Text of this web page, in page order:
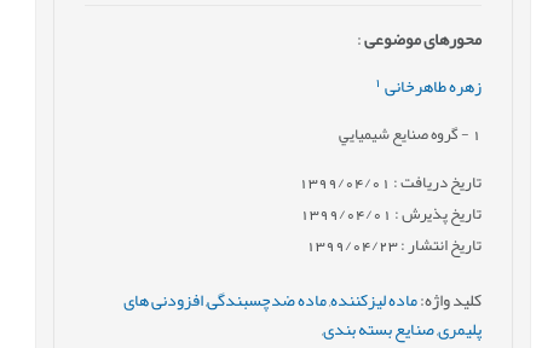
محورهای موضوعی:
زهره طاهرخانی
- گروه صنايع شيميايي
تاریخ دریافت : 1399/04/01
تاریخ پذیرش : 1399/04/01
تاریخ انتشار : 1399/04/23
کلید واژه:ماده لیزکننده,ماده ضدچسبندگی,افزودنی های
پلیمری,صنایع بسته بندی,